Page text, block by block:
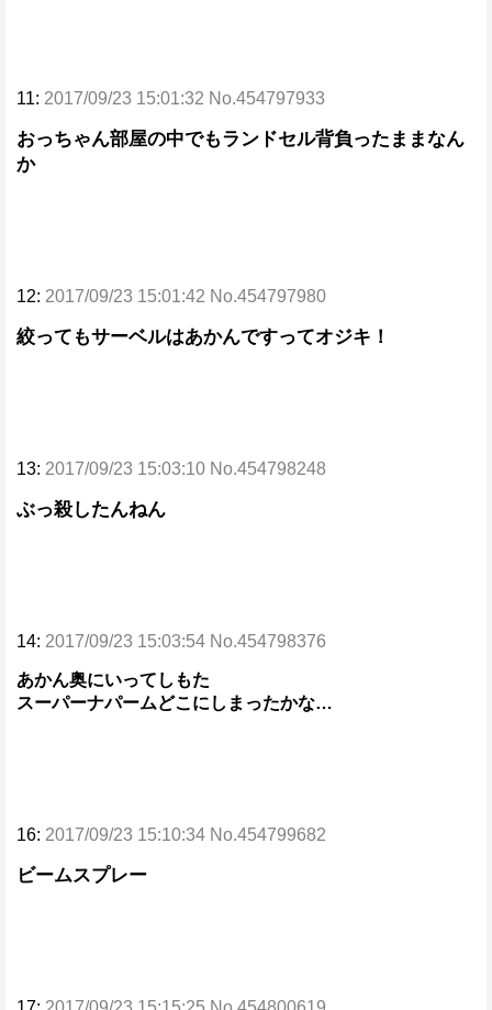
11: 2017/09/23 15:01:32 No.454797933
おっちゃん部屋の中でもランドセル背負ったままなん
か
12: 2017/09/23 15:01:42 No.454797980
絞ってもサーベルはあかんですってオジキ！
13: 2017/09/23 15:03:10 No.454798248
ぶっ殺したんねん
14: 2017/09/23 15:03:54 No.454798376
あかん奥にいってしもた
スーパーナパームどこにしまったかな…
16: 2017/09/23 15:10:34 No.454799682
ビームスプレー